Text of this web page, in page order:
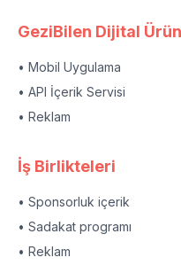
GeziBilen Dijital
• Mobil Uygulama
• API İçerik Servisi
• Reklam
İş Birlikteleri
• Sponsorluk içerik
• Sadakat programı
• Reklam